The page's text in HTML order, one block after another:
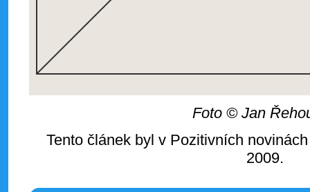
Foto © Jan
Tento článek byl v Pozitivních
2009.